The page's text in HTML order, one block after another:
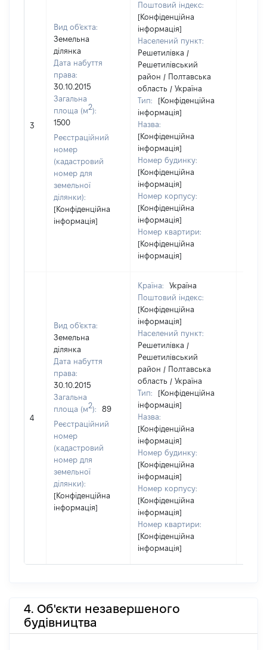
3
Вид об'єкта:
Земельна
ділянка
Дата набуття
права:
30.10.2015
Загальна
площа (м2):
1500
Реєстраційний
номер
(кадастровий
номер для
земельної
ділянки):
[Конфіденційна
інформація]
Поштовий індекс:
[Конфіденційна
інформація]
Населений пункт:
Решетилівка /
Решетилівський
район / Полтавська
область / Україна
Тип:
[Конфіденційна
інформація]
Назва:
[Конфіденційна
інформація]
Номер будинку:
[Конфіденційна
інформація]
Номер корпусу:
[Конфіденційна
інформація]
Номер квартири:
[Конфіденційна
інформація]
4
Вид об'єкта:
Земельна
ділянка
Дата набуття
права:
30.10.2015
Загальна
площа (м2):
89
Реєстраційний
номер
(кадастровий
номер для
земельної
ділянки):
[Конфіденційна
інформація]
Країна:
Україна
Поштовий індекс:
[Конфіденційна
інформація]
Населений пункт:
Решетилівка /
Решетилівський
район / Полтавська
область / Україна
Тип:
[Конфіденційна
інформація]
Назва:
[Конфіденційна
інформація]
Номер будинку:
[Конфіденційна
інформація]
Номер корпусу:
[Конфіденційна
інформація]
Номер квартири:
[Конфіденційна
інформація]
4. Об'єкти незавершеного
будівництва